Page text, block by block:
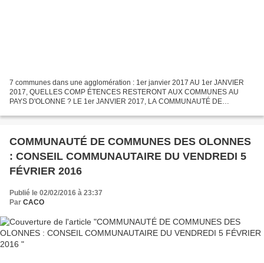
7 communes dans une agglomération : 1er janvier 2017 AU 1er JANVIER
2017, QUELLES COMP ÉTENCES RESTERONT AUX COMMUNES AU
PAYS D'OLONNE ? LE 1er JANVIER 2017, LA COMMUNAUTÉ DE
Château d'Olonne)...
COMMUNAUTÉ DE COMMUNES DES OLONNES
: CONSEIL COMMUNAUTAIRE DU VENDREDI 5
FÉVRIER 2016
Publié le 02/02/2016 à 23:37
Par CACO